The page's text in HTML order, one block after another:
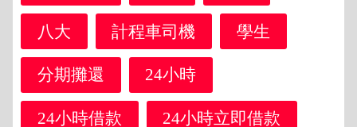
八大 計程車司機 學生
分期攤還 24小時
24小時借款 24小時立即借款